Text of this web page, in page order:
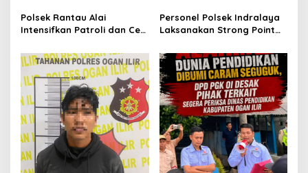
i
p
o
s
Polsek Rantau Alai
Intensifkan Patroli dan Cek
Sinergi Jaga Kamtibmas
Personel Polsek Indralaya
Laksanakan Strong Point
Lalu Lintas Saat Jam
Masuk Sekolah